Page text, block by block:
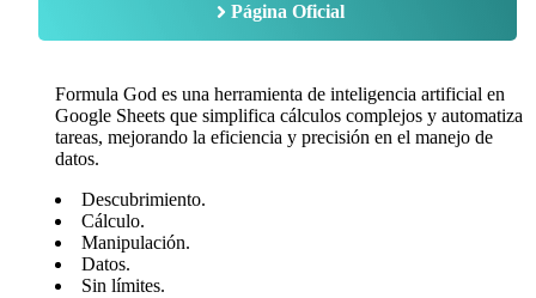
Página Oficial
Formula God es una herramienta de inteligencia artificial en
Google Sheets que simplifica cálculos complejos y automatiza
tareas, mejorando la eficiencia y precisión en el manejo de
datos.
Descubrimiento.
Cálculo.
Manipulación.
Datos.
Sin límites.